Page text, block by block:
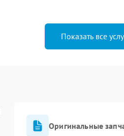
Показать все
Оригинальные